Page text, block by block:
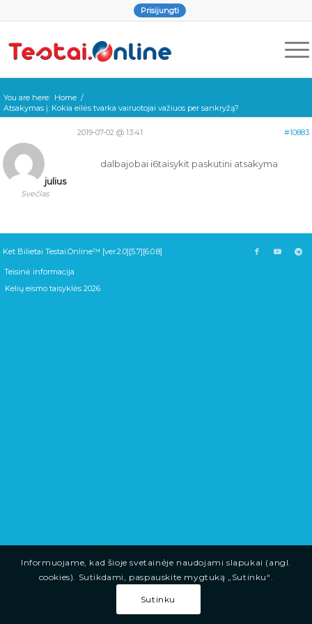
Prisijungti
You are here: Home /
Atsakymas į: Kokia eilės tvarka vairuotojai važiuos per sankryžą?
2019-07-02 @ 13:41 #10883
julius
Svečias
dalbajobai i6taisykit paskutini atsakyma
Ket Bilietai Testai.Online™ [ver.2.0][5.7][6.0.8]
Teisinė informacija
Kelių eismo taisyklės 2026
Informuojame, kad šioje svetainėje naudojami slapukai (angl.
cookies). Sutikdami, paspauskite mygtuką „Sutinku“.
Sutinku